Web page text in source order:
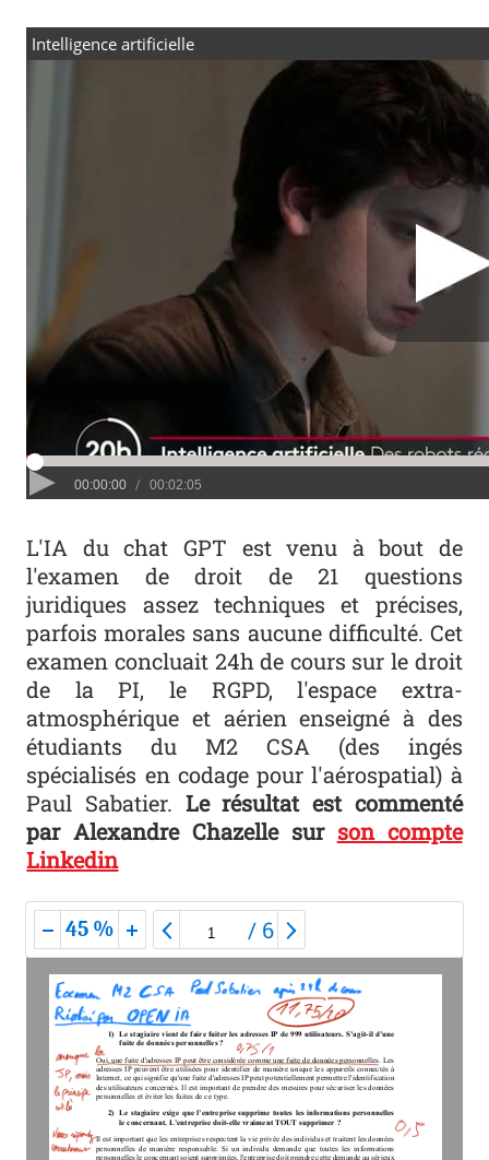
L'IA du chat GPT est venu à bout de
l'examen de droit de 21 questions
juridiques assez techniques et précises,
parfois morales sans aucune difficulté. Cet
examen concluait 24h de cours sur le droit
de la PI, le RGPD, l'espace extra-
atmosphérique et aérien enseigné à des
étudiants du M2 CSA (des ingés
spécialisés en codage pour l'aérospatial) à
Paul Sabatier. Le résultat est commenté
par Alexandre Chazelle sur son compte
Linkedin
45 % / 6
1) Le stagiaire vient de faire fuiter les adresses IP de 999 utilisateurs. S’agit-il d’une
fuite de données personnelles ?
Oui, une fuite d'adresses IP peut être considérée comme une fuite de données personnelles. Les
adresses IP peuvent être utilisées pour identifier de manière unique les appareils connectés à
Internet, ce qui signifie qu'une fuite d'adresses IP peut potentiellement permettre l'identification
des utilisateurs concernés. Il est important de prendre des mesures pour sécuriser les données
personnelles et éviter les fuites de ce type.
2) Le stagiaire exige que l’entreprise supprime toutes les informations personnelles
le concernant. L’entreprise doit-elle vraiment TOUT supprimer ?
Il est important que les entreprises respectent la vie privée des individus et traitent les données
personnelles  de  manière  responsable.  Si  un  individu  demande  que  toutes  les  informations
personnelles le concernant soient supprimées, l'entreprise doit prendre cette demande au sérieux